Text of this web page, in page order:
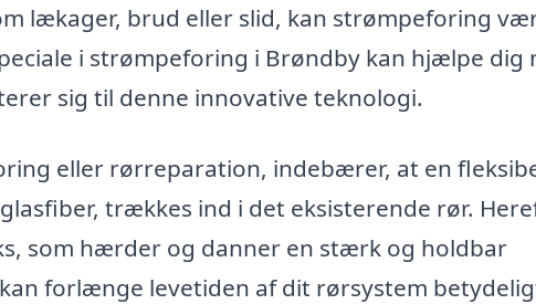
lækager, brud eller slid, kan strømpeforing
i strømpeforing i Brøndby kan hjælpe dig
sig til denne innovative teknologi.
eller rørreparation, indebærer, at en
trækkes ind i det eksisterende rør.
som hærder og danner en stærk og holdbar
forlænge levetiden af dit rørsystem